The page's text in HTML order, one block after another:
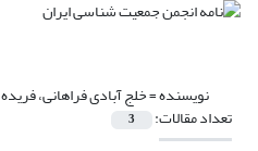
نویسنده =خلج آبادی فراهانی، فریده
تعداد مقالات: 3